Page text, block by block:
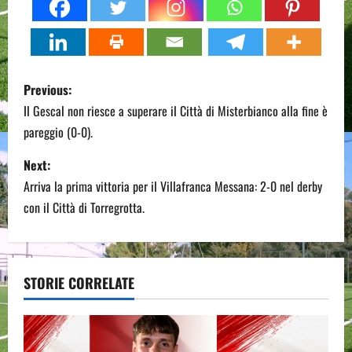
P
o
s
t
n
a
v
i
Previous:
Il Gescal non riesce a superare il Città di Misterbianco alla fine è
pareggio (0-0).
Next:
Arriva la prima vittoria per il Villafranca Messana: 2-0 nel derby
con il Città di Torregrotta.
STORIE CORRELATE